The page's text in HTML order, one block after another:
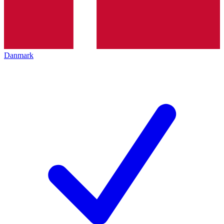
Danmark